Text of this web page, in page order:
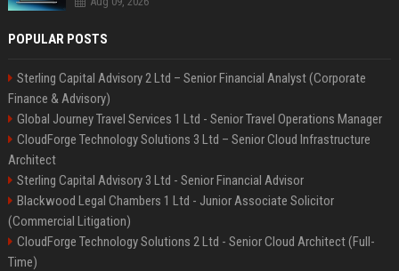
POPULAR POSTS
Sterling Capital Advisory 2 Ltd – Senior Financial Analyst (Corporate
Finance & Advisory)
Global Journey Travel Services 1 Ltd - Senior Travel Operations Manager
CloudForge Technology Solutions 3 Ltd – Senior Cloud Infrastructure
Architect
Sterling Capital Advisory 3 Ltd - Senior Financial Advisor
Blackwood Legal Chambers 1 Ltd - Junior Associate Solicitor
(Commercial Litigation)
CloudForge Technology Solutions 2 Ltd - Senior Cloud Architect (Full-
Time)